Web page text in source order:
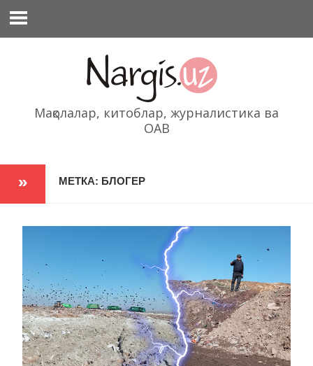
содержимому
Мақолалар, китоблар, журналистика ва
ОАВ
МЕТКА: БЛОГЕР